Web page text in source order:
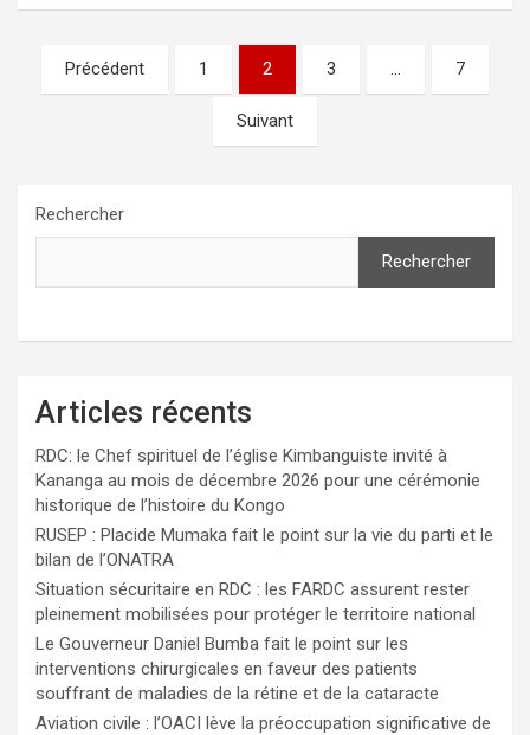
Pagination
des
Précédent 1 2 3 … 7
Suivant
Rechercher
Rechercher
Articles récents
RDC: le Chef spirituel de l’église Kimbanguiste invité à
Kananga au mois de décembre 2026 pour une cérémonie
historique de l’histoire du Kongo
RUSEP : Placide Mumaka fait le point sur la vie du parti et le
bilan de l’ONATRA
Situation sécuritaire en RDC : les FARDC assurent rester
pleinement mobilisées pour protéger le territoire national
Le Gouverneur Daniel Bumba fait le point sur les
interventions chirurgicales en faveur des patients
souffrant de maladies de la rétine et de la cataracte
Aviation civile : l’OACI lève la préoccupation significative de